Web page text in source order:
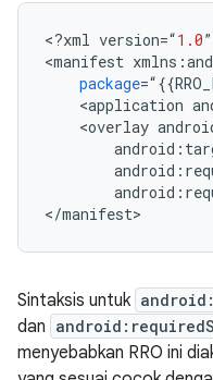
<?xml version=“1.0”
<manifest xmlns :
package=“{{
<application
<overlay
android :
android :
android :
</manifest>
Sintaksis untuk
dan
menyebabkan RRO ini